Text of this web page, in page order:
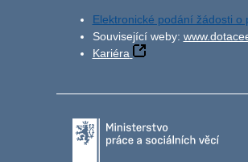
Elektronické podání žádosti o
Související weby:
Kariéra